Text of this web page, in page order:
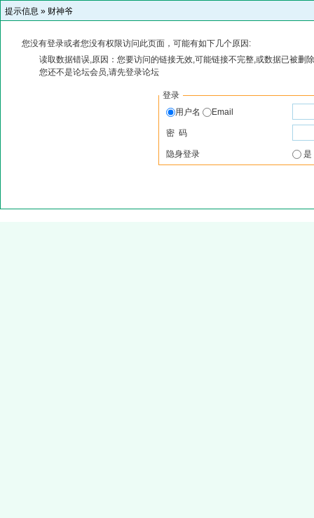
提示信息 » 财神爷
您没有登录或者您没有权限访问此页面，可能有如下几个原因:
读取数据错误,原因：您要访问的链接无效,可能链接不完整,或数据已被删
您还不是论坛会员,请先登录论坛
登录
用户名
Email
密 码
隐身登录